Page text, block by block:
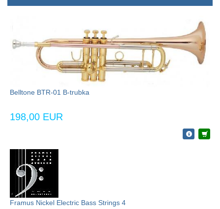
Belltone BTR-01 B-trubka
198,00 EUR
Framus Nickel Electric Bass Strings 4